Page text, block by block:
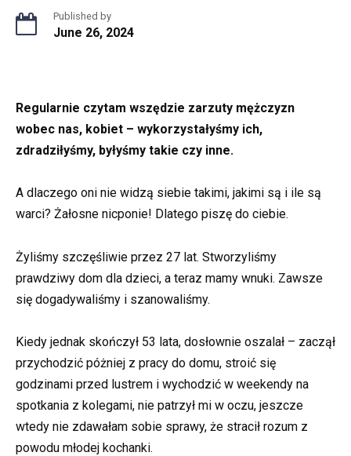
Published by
June 26, 2024
Regularnie czytam wszędzie zarzuty mężczyzn
wobec nas, kobiet – wykorzystałyśmy ich,
zdradziłyśmy, byłyśmy takie czy inne.
A dlaczego oni nie widzą siebie takimi, jakimi są i ile są
warci? Żałosne nicponie! Dlatego piszę do ciebie.
Żyliśmy szczęśliwie przez 27 lat. Stworzyliśmy
prawdziwy dom dla dzieci, a teraz mamy wnuki. Zawsze
się dogadywaliśmy i szanowaliśmy.
Kiedy jednak skończył 53 lata, dosłownie oszalał – zaczął
przychodzić póżniej z pracy do domu, stroić się
godzinami przed lustrem i wychodzić w weekendy na
spotkania z kolegami, nie patrzył mi w oczu, jeszcze
wtedy nie zdawałam sobie sprawy, że stracił rozum z
powodu młodej kochanki.